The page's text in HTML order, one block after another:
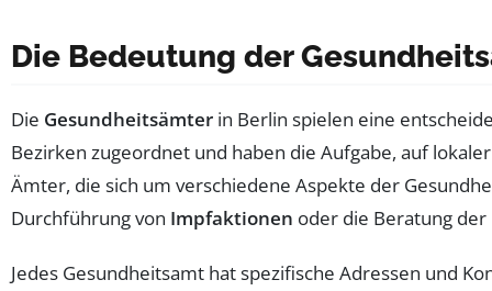
Die Bedeutung der
Die Gesundheitsämter in Berlin spielen eine
Bezirken zugeordnet und haben die Aufgabe, auf
Ämter, die sich um verschiedene Aspekte der
Durchführung von Impfaktionen oder die Beratung
Jedes Gesundheitsamt hat spezifische Adressen und